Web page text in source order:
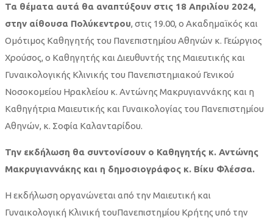
Τα θέματα αυτά θα αναπτύξουν στις 18 Απριλίου 2024,
στην αίθουσα Πολύκεντρου, στις 19.00, ο Ακαδημαϊκός και
Ομότιμος Καθηγητής του Πανεπιστημίου Αθηνών κ. Γεώργιος
Χρούσος, ο Καθηγητής και Διευθυντής της Μαιευτικής και
Γυναικολογικής Κλινικής του Πανεπιστημιακού Γενικού
Νοσοκομείου Ηρακλείου κ. Αντώνης Μακρυγιαννάκης και η
Καθηγήτρια Μαιευτικής και Γυναικολογίας του Πανεπιστημίου
Αθηνών, κ. Σοφία Καλανταρίδου.
Την εκδήλωση θα συντονίσουν ο Καθηγητής κ. Αντώνης
Μακρυγιαννάκης και η δημοσιογράφος κ. Βίκυ Φλέσσα.
Η εκδήλωση οργανώνεται από την Μαιευτική και
Γυναικολογική Κλινική τουΠανεπιστημίου Κρήτης υπό την